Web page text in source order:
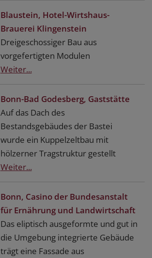
Blaustein, Hotel-Wirtshaus-
Brauerei Klingenstein
Dreigeschossiger Bau aus
vorgefertigten Modulen
Weiter...
Bonn-Bad Godesberg, Gaststätte
Auf das Dach des
Bestandsgebäudes der Bastei
wurde ein Kuppelzeltbau mit
hölzerner Tragstruktur gestellt
Weiter...
Bonn, Casino der Bundesanstalt
für Ernährung und Landwirtschaft
Das eliptisch ausgeformte und gut in
die Umgebung integrierte Gebäude
trägt eine Fassade aus